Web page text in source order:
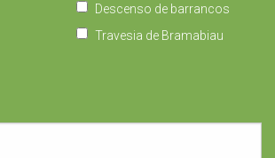
Descenso de barrancos
Travesia de Bramabiau